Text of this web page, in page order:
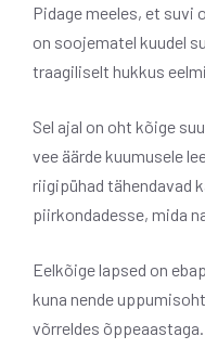
Pidage meeles, et suvi
on soojematel kuudel
traagiliselt hukkus
Sel ajal on oht kõige
vee äärde kuumusele
riigipühad tähendavad
piirkondadesse, mida
Eelkõige lapsed on
kuna nende
võrreldes õppeaastaga.